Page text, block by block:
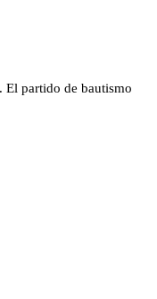
El partido de bautismo